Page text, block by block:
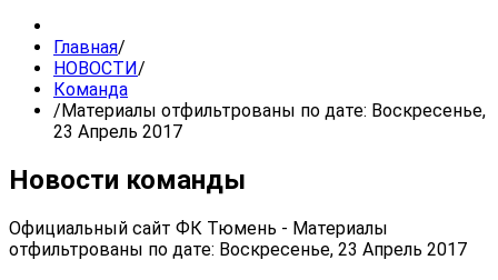
Главная/
НОВОСТИ/
Команда
/ Материалы отфильтрованы по дате: Воскресенье,
23 Апрель 2017
Новости команды
Официальный сайт ФК Тюмень - Материалы
отфильтрованы по дате: Воскресенье, 23 Апрель 2017